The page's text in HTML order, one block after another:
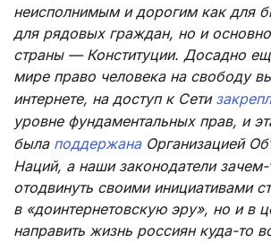
неисполнимым и дорогим как для
для рядовых граждан, но и
страны — Конституции. Досадно
мире право человека на свободу
интернете, на доступ к Сети
уровне фундаментальных прав, и
была поддержанаОрганизацией
Наций, а наши законодатели
отодвинуть своими инициативами
в «доинтернетовскую эру», но и в
направить жизнь россиян куда-то